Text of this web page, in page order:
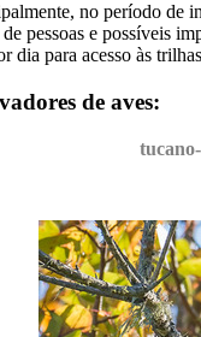
no período de
pessoas e possíveis
dia para acesso às
de aves: